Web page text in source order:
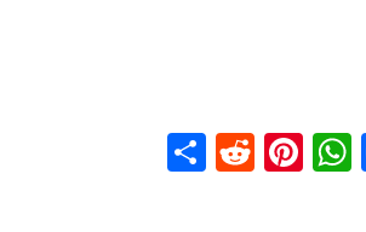
Facebook
WhatsApp
Pinterest
Reddit